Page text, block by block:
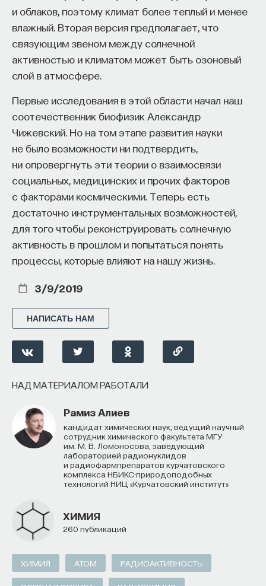
и облаков, поэтому климат более теплый и менее
влажный. Вторая версия предполагает, что
связующим звеном между солнечной
активностью и климатом может быть озоновый
слой в атмосфере.
Первые исследования в этой области начал наш
соотечественник биофизик Александр
Чижевский. Но на том этапе развития науки
не было возможности ни подтвердить,
ни опровергнуть эти теории о взаимосвязи
социальных, медицинских и прочих факторов
с факторами космическими. Теперь есть
достаточно инструментальных возможностей,
для того чтобы реконструировать солнечную
активность в прошлом и попытаться понять
процессы, которые влияют на нашу жизнь.
3/9/2019
НАПИСАТЬ НАМ
НАД МАТЕРИАЛОМ РАБОТАЛИ
Рамиз Алиев
кандидат химических наук, ведущий научный
сотрудник химического факультета МГУ
им. М. В. Ломоносова, заведующий
лабораторией радионуклидов
и радиофармпрепаратов курчатовского
комплекса НБИКС-природоподобных
технологий НИЦ «Курчатовский институт»
ХИМИЯ
260 публикаций
ХИМИЯ АТОМ РАДИОАКТИВНОСТЬ